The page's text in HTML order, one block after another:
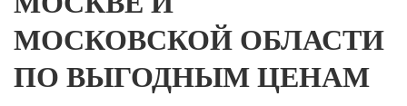
МОСКОВСКОЙ ОБЛАСТИ
ПО ВЫГОДНЫМ ЦЕНАМ